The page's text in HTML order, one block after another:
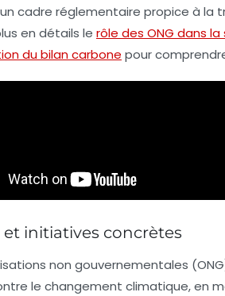
cadre réglementaire propice à la
en détails le rôle des ONG dans
du bilan carbone pour
initiatives concrètes
non gouvernementales
le changement climatique, en